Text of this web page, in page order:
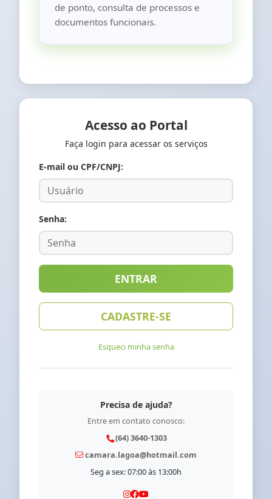
de ponto, consulta de processos e
documentos funcionais.
Acesso ao Portal
Faça login para acessar os serviços
E-mail ou CPF/CNPJ:
Senha:
ENTRAR
CADASTRE-SE
Esqueci minha senha
Precisa de ajuda?
Entre em contato conosco:
(64) 3640-1303
camara.lagoa@hotmail.com
Seg a sex: 07:00 às 13:00h